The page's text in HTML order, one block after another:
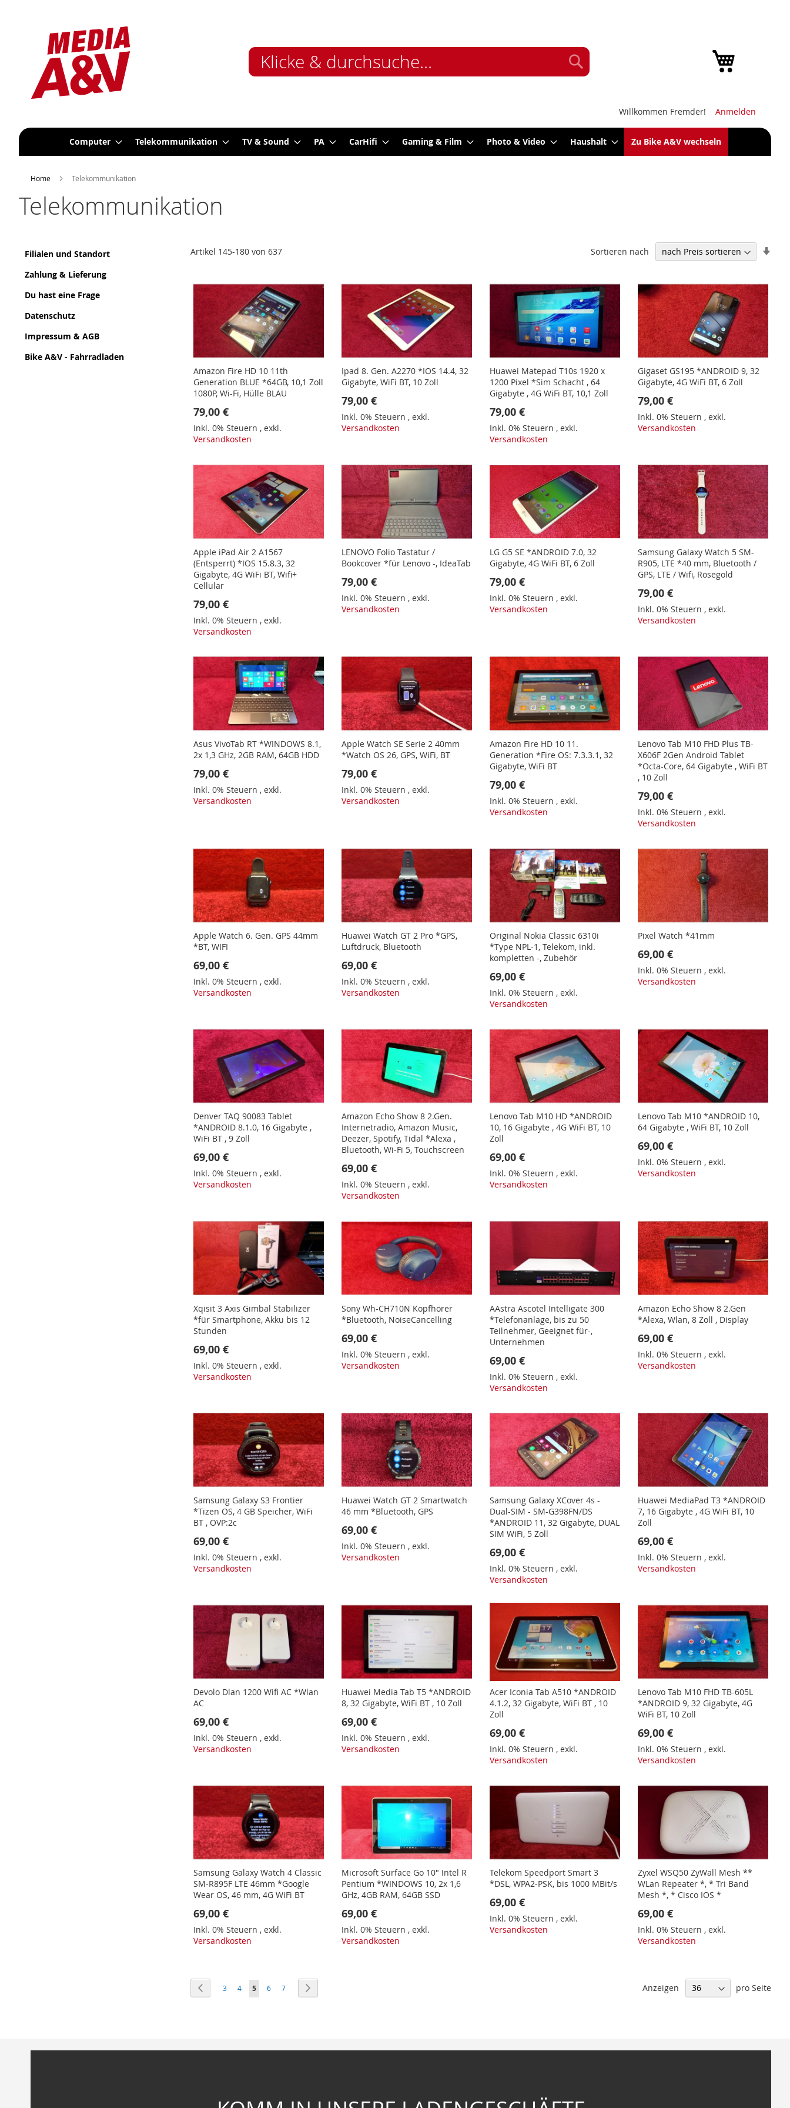
Willkommen Fremder! Anmelden
Computer Telekommunikation TV & Sound PA CarHifi Gaming & Film Photo & Video Haushalt Zu Bike A&V wechseln
Home Telekommunikation
Telekommunikation
Artikel 145-180 von637 Sortieren nach
Amazon Fire HD 10 11th
Generation BLUE *64GB, 10,1 Zoll
1080P, Wi-Fi, Hülle BLAU
79,00 €
Inkl. 0% Steuern ,exkl.
Versandkosten
Ipad 8. Gen. A2270 *IOS 14.4, 32
Gigabyte, WiFi BT, 10 Zoll
79,00 €
Inkl. 0% Steuern ,exkl.
Versandkosten
Huawei Matepad T10s 1920 x
1200 Pixel *Sim Schacht , 64
Gigabyte , 4G WiFi BT, 10,1 Zoll
79,00 €
Inkl. 0% Steuern , exkl.
Versandkosten
Gigaset GS195 *ANDROID 9, 32
Gigabyte, 4G WiFi BT, 6 Zoll
79,00 €
Inkl. 0% Steuern , exkl.
Versandkosten
Apple iPad Air 2 A1567
(Entsperrt) *IOS 15.8.3, 32
Gigabyte, 4G WiFi BT, Wifi+
Cellular
79,00 €
Inkl. 0% Steuern ,exkl.
Versandkosten
LENOVO Folio Tastatur /
Bookcover *für Lenovo -, IdeaTab
79,00 €
Inkl. 0% Steuern ,exkl.
Versandkosten
LG G5 SE *ANDROID 7.0, 32
Gigabyte, 4G WiFi BT, 6 Zoll
79,00 €
Inkl. 0% Steuern , exkl.
Versandkosten
Samsung Galaxy Watch 5 SM-
R905, LTE *40 mm, Bluetooth /
GPS, LTE / Wifi, Rosegold
79,00 €
Inkl. 0% Steuern , exkl.
Versandkosten
Asus VivoTab RT *WINDOWS 8.1,
2x 1,3 GHz, 2GB RAM, 64GB HDD
79,00 €
Inkl. 0% Steuern ,exkl.
Versandkosten
Apple Watch SE Serie 2 40mm
*Watch OS 26, GPS, WiFi, BT
79,00 €
Inkl. 0% Steuern ,exkl.
Versandkosten
Amazon Fire HD 10 11.
Generation *Fire OS: 7.3.3.1, 32
Gigabyte, WiFi BT
79,00 €
Inkl. 0% Steuern , exkl.
Versandkosten
Lenovo Tab M10 FHD Plus TB-
X606F 2Gen Android Tablet
*Octa-Core, 64 Gigabyte , WiFi BT
, 10 Zoll
79,00 €
Inkl. 0% Steuern , exkl.
Versandkosten
Apple Watch 6. Gen. GPS 44mm
*BT, WIFI
69,00 €
Inkl. 0% Steuern ,exkl.
Versandkosten
Huawei Watch GT 2 Pro *GPS,
Luftdruck, Bluetooth
69,00 €
Inkl. 0% Steuern ,exkl.
Versandkosten
Original Nokia Classic 6310i
*Type NPL-1, Telekom, inkl.
kompletten -, Zubehör
69,00 €
Inkl. 0% Steuern , exkl.
Versandkosten
Pixel Watch *41mm
69,00 €
Inkl. 0% Steuern , exkl.
Versandkosten
Denver TAQ 90083 Tablet
*ANDROID 8.1.0, 16 Gigabyte ,
WiFi BT , 9 Zoll
69,00 €
Inkl. 0% Steuern ,exkl.
Versandkosten
Amazon Echo Show 8 2.Gen.
Internetradio, Amazon Music,
Deezer, Spotify, Tidal *Alexa ,
Bluetooth, Wi-Fi 5, Touchscreen
69,00 €
Inkl. 0% Steuern ,exkl.
Versandkosten
Lenovo Tab M10 HD *ANDROID
10, 16 Gigabyte , 4G WiFi BT, 10
Zoll
69,00 €
Inkl. 0% Steuern , exkl.
Versandkosten
Lenovo Tab M10 *ANDROID 10,
64 Gigabyte , WiFi BT, 10 Zoll
69,00 €
Inkl. 0% Steuern , exkl.
Versandkosten
Xqisit 3 Axis Gimbal Stabilizer
*für Smartphone, Akku bis 12
Stunden
69,00 €
Inkl. 0% Steuern ,exkl.
Versandkosten
Sony Wh-CH710N Kopfhörer
*Bluetooth, NoiseCancelling
69,00 €
Inkl. 0% Steuern ,exkl.
Versandkosten
AAstra Ascotel Intelligate 300
*Telefonanlage, bis zu 50
Teilnehmer, Geeignet für-,
Unternehmen
69,00 €
Inkl. 0% Steuern , exkl.
Versandkosten
Amazon Echo Show 8 2.Gen
*Alexa, Wlan, 8 Zoll , Display
69,00 €
Inkl. 0% Steuern , exkl.
Versandkosten
Samsung Galaxy S3 Frontier
*Tizen OS, 4 GB Speicher, WiFi
BT , OVP:2c
69,00 €
Inkl. 0% Steuern ,exkl.
Versandkosten
Huawei Watch GT 2 Smartwatch
46 mm *Bluetooth, GPS
69,00 €
Inkl. 0% Steuern ,exkl.
Versandkosten
Samsung Galaxy XCover 4s -
Dual-SIM - SM-G398FN/DS
*ANDROID 11, 32 Gigabyte, DUAL
SIM WiFi, 5 Zoll
69,00 €
Inkl. 0% Steuern , exkl.
Versandkosten
Huawei MediaPad T3 *ANDROID
7, 16 Gigabyte , 4G WiFi BT, 10
Zoll
69,00 €
Inkl. 0% Steuern , exkl.
Versandkosten
Devolo Dlan 1200 Wifi AC *Wlan
AC
69,00 €
Inkl. 0% Steuern ,exkl.
Versandkosten
Huawei Media Tab T5 *ANDROID
8, 32 Gigabyte, WiFi BT , 10 Zoll
69,00 €
Inkl. 0% Steuern ,exkl.
Versandkosten
Acer Iconia Tab A510 *ANDROID
4.1.2, 32 Gigabyte, WiFi BT , 10
Zoll
69,00 €
Inkl. 0% Steuern , exkl.
Versandkosten
Lenovo Tab M10 FHD TB-605L
*ANDROID 9, 32 Gigabyte, 4G
WiFi BT, 10 Zoll
69,00 €
Inkl. 0% Steuern , exkl.
Versandkosten
Samsung Galaxy Watch 4 Classic
SM-R895F LTE 46mm *Google
Wear OS, 46 mm, 4G WiFi BT
69,00 €
Inkl. 0% Steuern ,exkl.
Versandkosten
Microsoft Surface Go 10" Intel R
Pentium *WINDOWS 10, 2x 1,6
GHz, 4GB RAM, 64GB SSD
69,00 €
Inkl. 0% Steuern ,exkl.
Versandkosten
Telekom Speedport Smart 3
*DSL, WPA2-PSK, bis 1000 MBit/s
69,00 €
Inkl. 0% Steuern , exkl.
Versandkosten
Zyxel WSQ50 ZyWall Mesh **
WLan Repeater *, * Tri Band
Mesh *, * Cisco IOS *
69,00 €
Inkl. 0% Steuern , exkl.
Versandkosten
Seite ZurückSeite
3 Seite
4 Sie lesen gerade Seite
5 Seite
6 Seite
7 Anzeigen pro Seite
Filialen und Standort
Zahlung & Lieferung
Du hast eine Frage
Datenschutz
Impressum & AGB
Bike A&V - Fahrradladen